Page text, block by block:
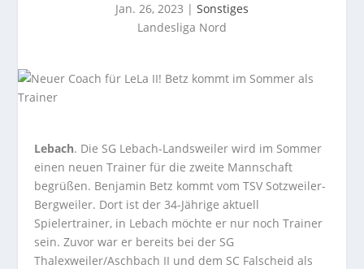
Jan. 26, 2023 | Sonstiges
Landesliga Nord
Lebach. Die SG Lebach-Landsweiler wird im Sommer
einen neuen Trainer für die zweite Mannschaft
begrüßen. Benjamin Betz kommt vom TSV Sotzweiler-
Bergweiler. Dort ist der 34-Jährige aktuell
Spielertrainer, in Lebach möchte er nur noch Trainer
sein. Zuvor war er bereits bei der SG
Thalexweiler/Aschbach II und dem SC Falscheid als